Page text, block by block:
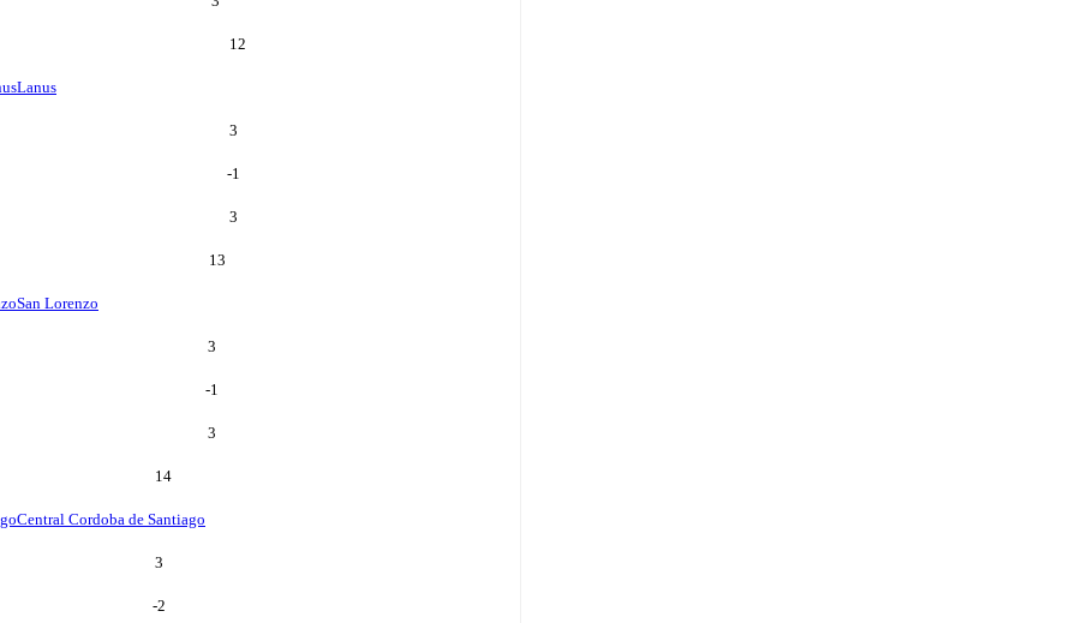
12
Lanus
3
-1
3
13
San Lorenzo
3
-1
3
14
Central Cordoba de Santiago
3
-2